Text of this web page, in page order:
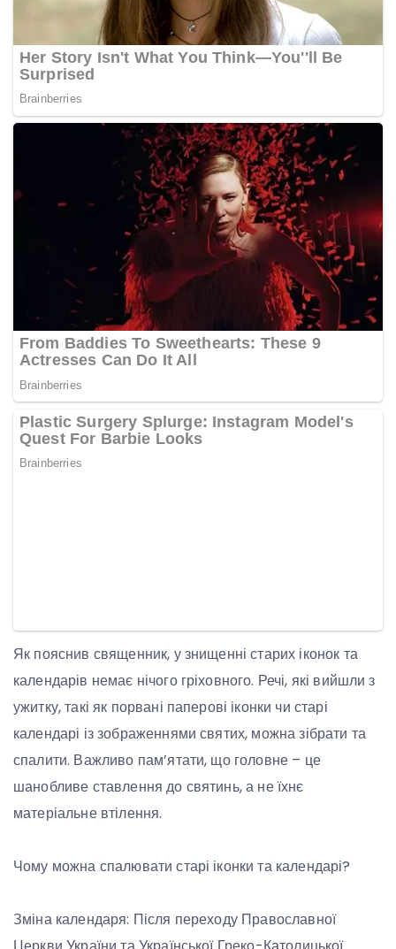
Як пояснив священник, у знищенні старих іконок та
календарів немає нічого гріховного. Речі, які вийшли з
ужитку, такі як порвані паперові іконки чи старі
календарі із зображеннями святих, можна зібрати та
спалити. Важливо пам’ятати, що головне – це
шанобливе ставлення до святинь, а не їхнє
матеріальне втілення.
Чому можна спалювати старі іконки та календарі?
Зміна календаря: Після переходу Православної